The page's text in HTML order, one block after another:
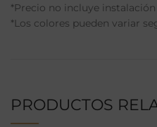
*Precio no incluye instalación
*Los colores pueden variar
PRODUCTOS